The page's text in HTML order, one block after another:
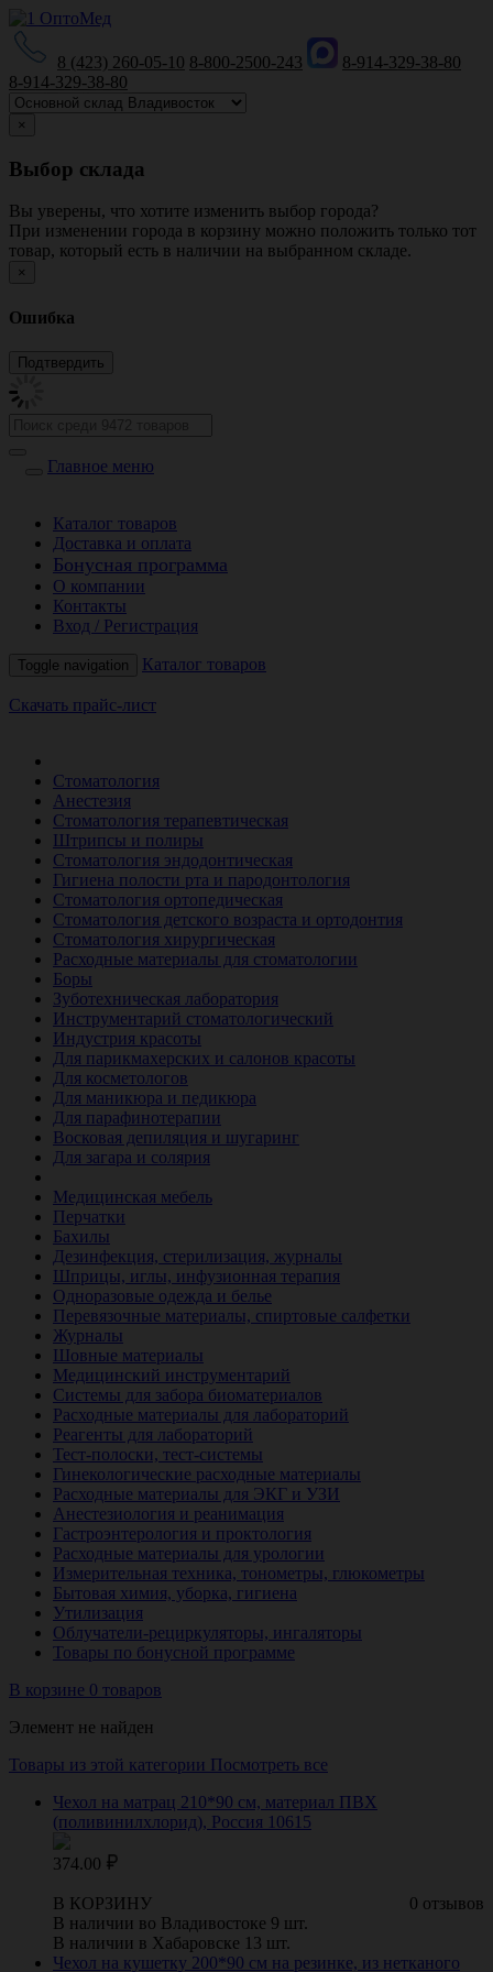
8 (423) 260-05-10 8-800-2500-243
8-914-329-38-80
8-914-329-38-80
×
Выбор склада
Вы уверены, что хотите изменить выбор города?
При изменении города в корзину можно положить только тот
товар, который есть в наличии на выбранном складе.
×
Ошибка
Главное меню
Каталог товаров
Доставка и оплата
Бонусная программа
О компании
Контакты
Вход / Регистрация
Toggle navigation Каталог товаров
Скачать прайс-лист
Стоматология
Анестезия
Стоматология терапевтическая
Штрипсы и полиры
Стоматология эндодонтическая
Гигиена полости рта и пародонтология
Стоматология ортопедическая
Стоматология детского возраста и ортодонтия
Стоматология хирургическая
Расходные материалы для стоматологии
Боры
Зуботехническая лаборатория
Инструментарий стоматологический
Индустрия красоты
Для парикмахерских и салонов красоты
Для косметологов
Для маникюра и педикюра
Для парафинотерапии
Восковая депиляция и шугаринг
Для загара и солярия
Медицинская мебель
Перчатки
Бахилы
Дезинфекция, стерилизация, журналы
Шприцы, иглы, инфузионная терапия
Одноразовые одежда и белье
Перевязочные материалы, спиртовые салфетки
Журналы
Шовные материалы
Медицинский инструментарий
Системы для забора биоматериалов
Расходные материалы для лабораторий
Реагенты для лабораторий
Тест-полоски, тест-системы
Гинекологические расходные материалы
Расходные материалы для ЭКГ и УЗИ
Анестезиология и реанимация
Гастроэнтерология и проктология
Расходные материалы для урологии
Измерительная техника, тонометры, глюкометры
Бытовая химия, уборка, гигиена
Утилизация
Облучатели-рециркуляторы, ингаляторы
Товары по бонусной программе
В корзине 0 товаров
Элемент не найден
Товары из этой категории Посмотреть все
Чехол на матрац 210*90 см, материал ПВХ
(поливинилхлорид), Россия 10615
374.00
0 отзывов
В КОРЗИНУ
В наличии во Владивостоке 9 шт.
В наличии в Хабаровске 13 шт.
Чехол на кушетку 200*90 см на резинке, из нетканого